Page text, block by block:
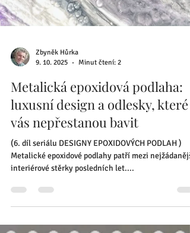
9. 10. 2025
Minut čtení: 2
Metalická epoxidová podlaha:
luxusní design a odlesky, které
vás nepřestanou bavit
(6. díl seriálu DESIGNY EPOXIDOVÝCH PODLAH )
interiérové stěrky posledních let....